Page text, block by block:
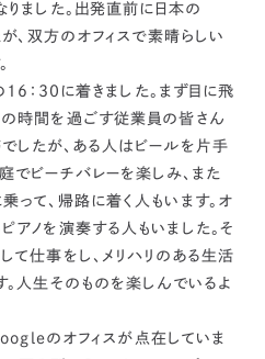
ました。 出発直前に日本の
、双方のオフィスで素晴らしい
：30に着きました。まず目に飛
時間を過ごす従業員の皆さん
したが、ある人はビールを片手
でビーチバレーを楽しみ、また
って、帰路に着く人もいます。オ
アノを演奏する人もいました。そ
て仕事をし、メリハリのある生活
。人生そのものを楽しんでいるよ
のオフィスが点在していま